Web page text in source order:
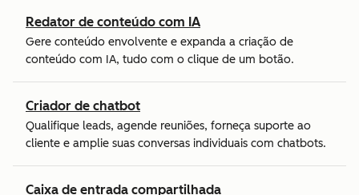
Redator de conteúdo com IA
Gere conteúdo envolvente e expanda a criação de
conteúdo com IA, tudo com o clique de um botão.
Criador de chatbot
Qualifique leads, agende reuniões, forneça suporte ao
cliente e amplie suas conversas individuais com chatbots.
Caixa de entrada compartilhada